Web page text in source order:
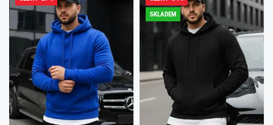
SKLADEM